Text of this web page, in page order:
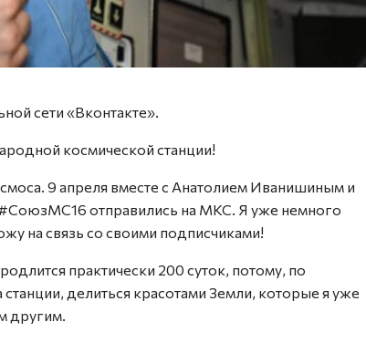
сети «Вконтакте».
космической станции!
9 апреля вместе с Анатолием Иванишиным и
отправились на МКС. Я уже немного
на связь со своими подписчиками!
практически 200 суток, потому, по
делиться красотами Земли, которые я уже
другим.